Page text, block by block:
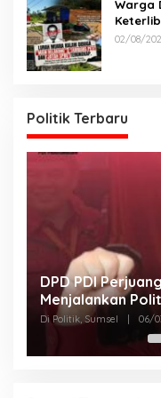
Warga Desak APH
02/08/
Politik Terbaru
DPD PDI
Menjalankan
Di Politik, Sumsel | 06/